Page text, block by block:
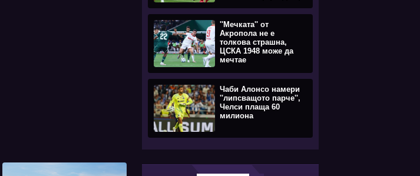
''Мечката'' от
Акропола не е
толкова страшна,
ЦСКА 1948 може да
мечтае
Чаби Алонсо намери
''липсващото парче'',
Челси плаща 60
милиона